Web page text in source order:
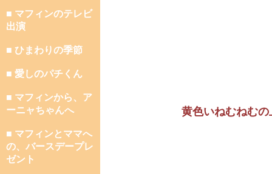
■ マフィンのテレビ
出演
■ ひまわりの季節
■ 愛しのパチくん
■ マフィンから、ア
ーニャちゃんへ
■ マフィンとママへ
の、バースデープレ
ゼント
黄色いねむねむの